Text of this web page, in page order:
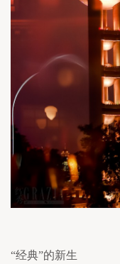
“经典”的新生